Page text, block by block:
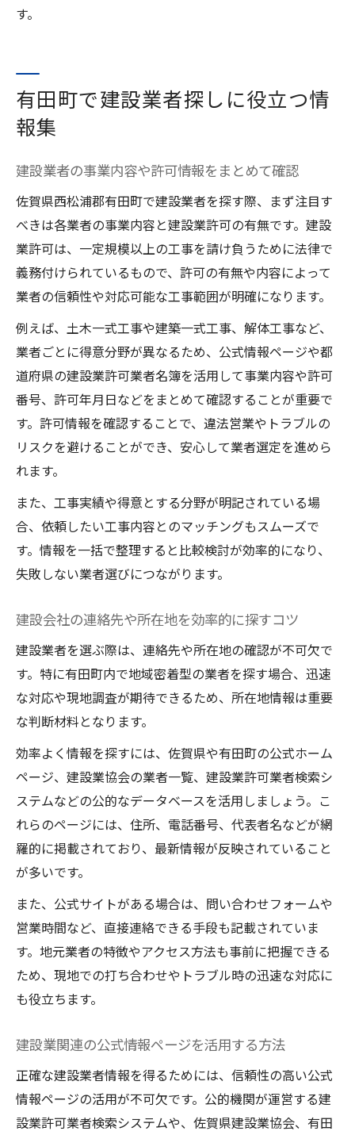
す。
有田町で建設業者探しに役立つ情
報集
建設業者の事業内容や許可情報をまとめて確認
佐賀県西松浦郡有田町で建設業者を探す際、まず注目す
べきは各業者の事業内容と建設業許可の有無です。建設
業許可は、一定規模以上の工事を請け負うために法律で
義務付けられているもので、許可の有無や内容によって
業者の信頼性や対応可能な工事範囲が明確になります。
例えば、土木一式工事や建築一式工事、解体工事など、
業者ごとに得意分野が異なるため、公式情報ページや都
道府県の建設業許可業者名簿を活用して事業内容や許可
番号、許可年月日などをまとめて確認することが重要で
す。許可情報を確認することで、違法営業やトラブルの
リスクを避けることができ、安心して業者選定を進めら
れます。
また、工事実績や得意とする分野が明記されている場
合、依頼したい工事内容とのマッチングもスムーズで
す。情報を一括で整理すると比較検討が効率的になり、
失敗しない業者選びにつながります。
建設会社の連絡先や所在地を効率的に探すコツ
建設業者を選ぶ際は、連絡先や所在地の確認が不可欠で
す。特に有田町内で地域密着型の業者を探す場合、迅速
な対応や現地調査が期待できるため、所在地情報は重要
な判断材料となります。
効率よく情報を探すには、佐賀県や有田町の公式ホーム
ページ、建設業協会の業者一覧、建設業許可業者検索シ
ステムなどの公的なデータベースを活用しましょう。こ
れらのページには、住所、電話番号、代表者名などが網
羅的に掲載されており、最新情報が反映されていること
が多いです。
また、公式サイトがある場合は、問い合わせフォームや
営業時間など、直接連絡できる手段も記載されていま
す。地元業者の特徴やアクセス方法も事前に把握できる
ため、現地での打ち合わせやトラブル時の迅速な対応に
も役立ちます。
建設業関連の公式情報ページを活用する方法
正確な建設業者情報を得るためには、信頼性の高い公式
情報ページの活用が不可欠です。公的機関が運営する建
設業許可業者検索システムや、佐賀県建設業協会、有田